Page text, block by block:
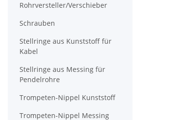
Rohrversteller/Verschieber
Schrauben
Stellringe aus Kunststoff für
Kabel
Stellringe aus Messing für
Pendelrohre
Trompeten-Nippel Kunststoff
Trompeten-Nippel Messing